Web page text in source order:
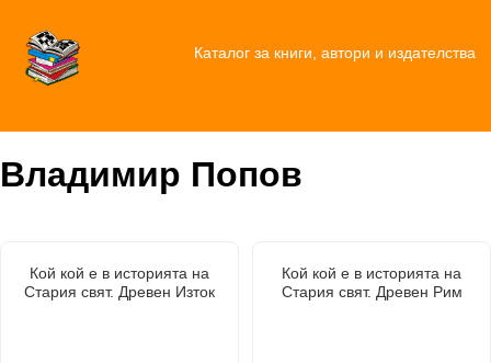
Каталог за книги, автори и издателства
Владимир Попов
Кой кой е в историята на
Стария свят. Древен Изток
Кой кой е в историята на
Стария свят. Древен Рим